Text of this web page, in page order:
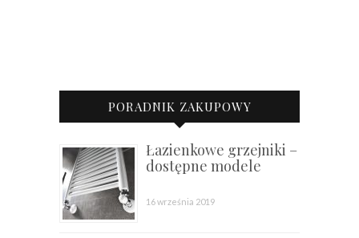
PORADNIK ZAKUPOWY
Łazienkowe grzejniki –
dostępne modele
16 września 2019